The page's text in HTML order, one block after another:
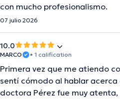
con mucho profesionalismo.
07 julio 2026
10.0
MARCO • 1 calification
Primera vez que me atiendo
sentí cómodo al hablar acerca
doctora Pérez fue muy